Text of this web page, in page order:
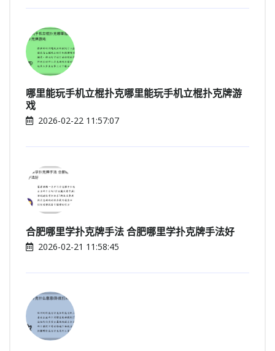
哪里能玩手机立棍扑克哪里能玩手机立棍扑克牌游
戏
2026-02-22 11:57:07
合肥哪里学扑克牌手法 合肥哪里学扑克牌手法好
2026-02-21 11:58:45